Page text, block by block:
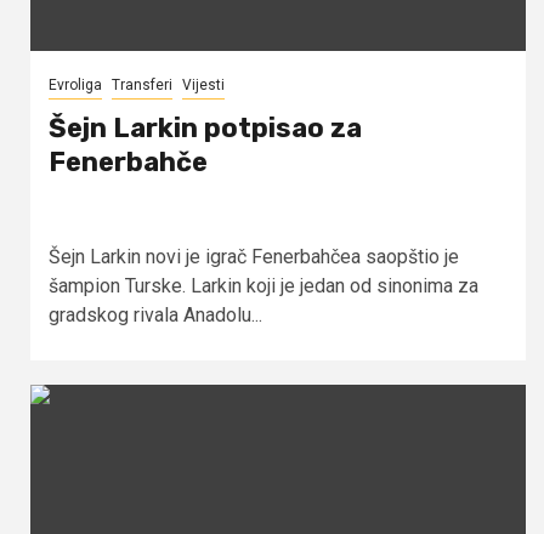
Evroliga Transferi Vijesti
Šejn Larkin potpisao za
Fenerbahče
Šejn Larkin novi je igrač Fenerbahčea saopštio je
šampion Turske. Larkin koji je jedan od sinonima za
gradskog rivala Anadolu...